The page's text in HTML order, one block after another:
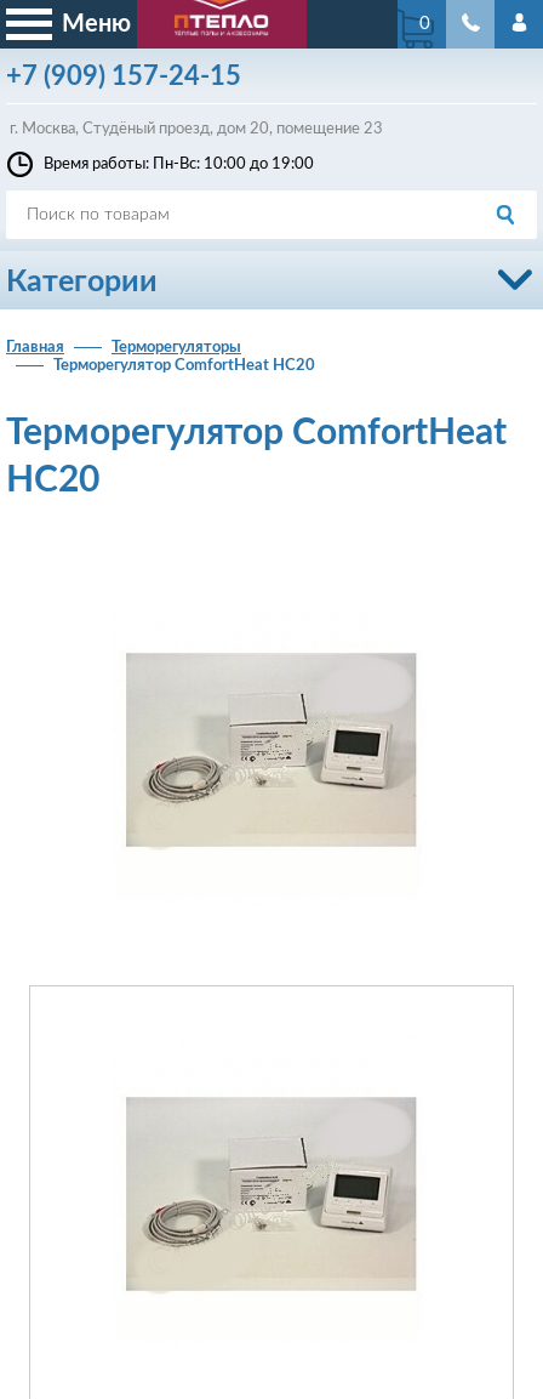
Меню
+7 (909) 157-24-15
г. Москва, Студёный проезд, дом 20, помещение 23
0
Время работы: Пн-Вс: 10:00 до 19:00
Категории
Главная
Терморегуляторы
Терморегулятор ComfortHeat HC20
Терморегулятор ComfortHeat
HC20